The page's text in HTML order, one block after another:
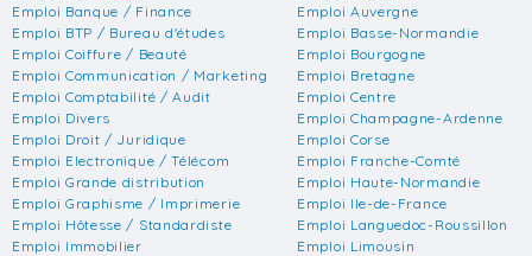
Emploi Banque / Finance
Emploi BTP / Bureau d'études
Emploi Coiffure / Beauté
Emploi Communication / Marketing
Emploi Comptabilité / Audit
Emploi Divers
Emploi Droit / Juridique
Emploi Electronique / Télécom
Emploi Grande distribution
Emploi Graphisme / Imprimerie
Emploi Hôtesse / Standardiste
Emploi Immobilier
Emploi Auvergne
Emploi Basse-Normandie
Emploi Bourgogne
Emploi Bretagne
Emploi Centre
Emploi Champagne-Ardenne
Emploi Corse
Emploi Franche-Comté
Emploi Haute-Normandie
Emploi Ile-de-France
Emploi Languedoc-Roussillon
Emploi Limousin